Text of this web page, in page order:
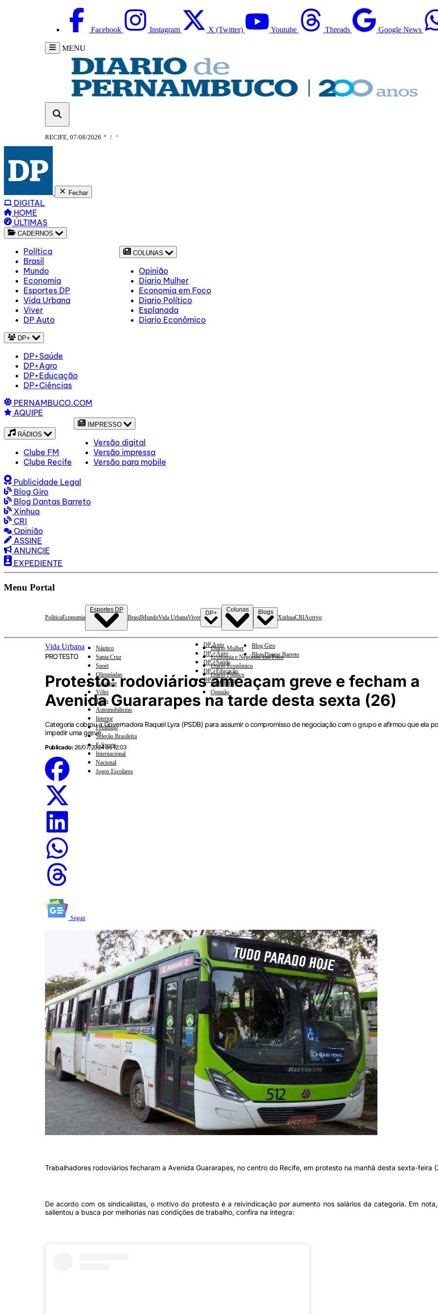
Facebook Instagram X (Twitter) Youtube Threads Google News
MENU
RECIFE, 07/08/2026 ° / °
Fechar
DIGITAL
HOME
ÚLTIMAS
CADERNOS
Política
Brasil
Mundo
Economia
Esportes DP
Vida Urbana
Viver
DP Auto
COLUNAS
Opinião
Diario Mulher
Economia em Foco
Diario Político
Esplanada
Diario Econômico
DP+
DP+Saúde
DP+Agro
DP+Educação
DP+Ciências
PERNAMBUCO.COM
AQUIPE
RÁDIOS
Clube FM
Clube Recife
IMPRESSO
Versão digital
Versão impressa
Versão para mobile
Publicidade Legal
Blog Giro
Blog Dantas Barreto
Xinhua
CRI
Opinião
ASSINE
ANUNCIE
EXPEDIENTE
Menu Portal
PolíticaEconomia
Esportes DP
Náutico
Santa Cruz
Sport
Olimpíadas
Basquete
Vôlei
Tênis
Automobilismo
Interior
Feminino
Seleção Brasileira
E-Sports
Internacional
Nacional
Jogos Escolares
BrasilMundoVida UrbanaViver
DP+
DP Auto
DP +Agro
DP +Saúde
DP +Educação
DP +Ciências
Colunas
Diario Mulher
Economia e Negócios Em Foco
Diario Econômico
Diario Político
Esplanada
Opinião
Blogs
Blog Giro
Blog Dantas Barreto
XinhuaCRIAcervo
Vida Urbana
PROTESTO
Protesto: rodoviários ameaçam greve e fecham a
Avenida Guararapes na tarde desta sexta (26)
Categoria cobrou a Governadora Raquel Lyra (PSDB) para assumir o compromisso de negociação com o grupo e afirmou que ela
impedir uma greve
Publicado: 26/07/2024 às 12:03
Seguir
Trabalhadores rodoviários fecharam a Avenida Guararapes, no centro do Recife, em protesto na manhã desta sexta-feira
De acordo com os sindicalistas, o motivo do protesto é a reivindicação por aumento nos salários da categoria. Em
salientou a busca por melhorias nas condições de trabalho, confira na íntegra: